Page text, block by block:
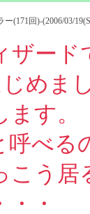
ー(171回)-(2006/03/
ザード
めま
す。
呼べる
こう
・